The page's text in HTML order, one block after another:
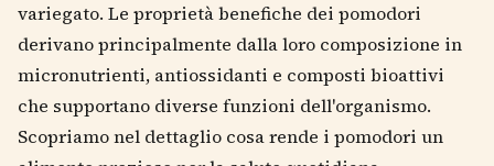
variegato. Le proprietà benefiche dei pomodori
derivano principalmente dalla loro composizione in
micronutrienti, antiossidanti e composti bioattivi
che supportano diverse funzioni dell'organismo.
Scopriamo nel dettaglio cosa rende i pomodori un